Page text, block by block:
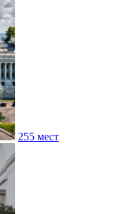
255 мест